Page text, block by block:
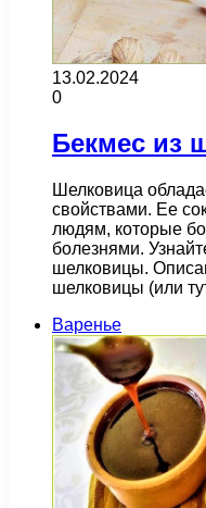
13.02.2024
0
Бекмес из
Шелковица
свойствами. Ее
людям, которые
болезнями.
шелковицы.
шелковицы (или
Варенье